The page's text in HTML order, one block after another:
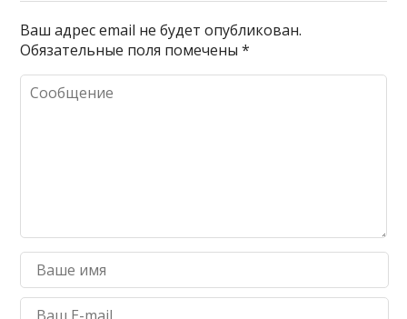
Ваш адрес email не будет опубликован.
Обязательные поля помечены*